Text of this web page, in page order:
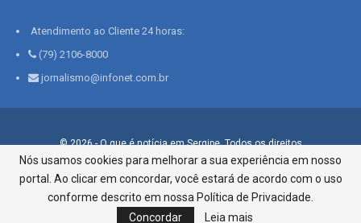
Atendimento ao Cliente 24 horas:
(79) 2106-8000
jornalismo@infonet.com.br
© 2026 - O que é notícia em Sergipe. Todos os direitos
reservados.
Infonet - Rua Monsenhor Silveira 276, Bairro São José |
Aracaju-SE, CEP 49015-030, Fone: 79.2106.8000 - CI Centro de
Informações LTDA
Nós usamos cookies para melhorar a sua experiência em nosso
portal. Ao clicar em concordar, você estará de acordo com o uso
conforme descrito em nossa Política de Privacidade.
Concordar
Leia mais